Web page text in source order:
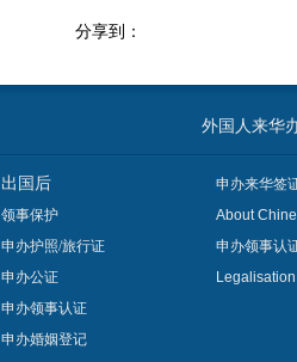
分享到：
外国人来华
出国后
领事保护
申办护照/旅行证
申办公证
申办领事认证
申办婚姻登记
申办来华签
About
申办领事认